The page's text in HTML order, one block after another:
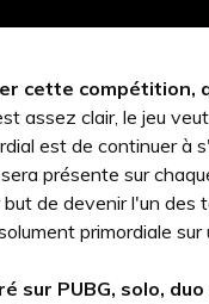
cette compétition,
assez clair, le jeu
est de continuer à
présente sur
de devenir l'un des
primordiale sur
sur PUBG, solo, duo